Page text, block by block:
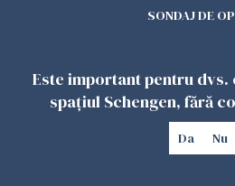
săptămânii. Universul
neașteptate pentru unele
SONDAJ DE
Este important pentru
spațiul Schengen, fără
Da Nu